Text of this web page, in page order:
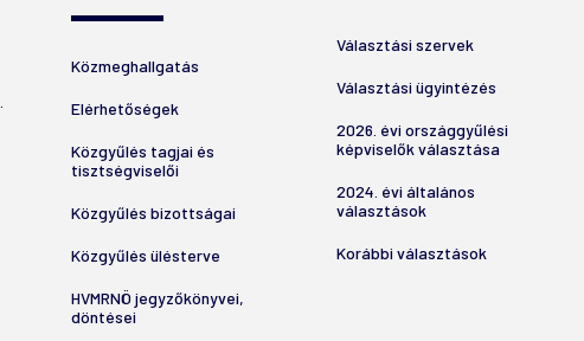
Közmeghallgatás
Elérhetőségek
Közgyűlés tagjai és
tisztségviselői
Közgyűlés bizottságai
Közgyűlés ülésterve
HVMRNÖ jegyzőkönyvei,
döntései
Választási szervek
Választási ügyintézés
2026. évi országgyűlési
képviselők választása
2024. évi általános
választások
Korábbi választások